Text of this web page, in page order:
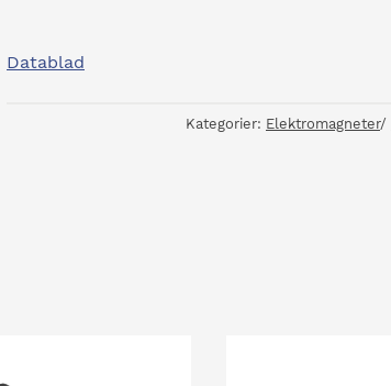
Datablad
Kategorier: Elektromagneter/